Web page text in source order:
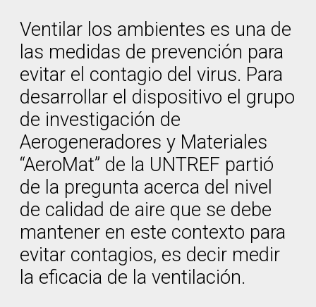
Ventilar los ambientes es una de
las medidas de prevención para
evitar el contagio del virus. Para
desarrollar el dispositivo el grupo
de investigación de
Aerogeneradores y Materiales
“AeroMat” de la UNTREF partió
de la pregunta acerca del nivel
de calidad de aire que se debe
mantener en este contexto para
evitar contagios, es decir medir
la eficacia de la ventilación.